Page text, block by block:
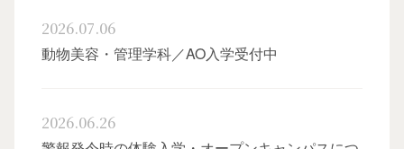
2026.07.06
動物美容・管理学科／AO入学受付中
2026.06.26